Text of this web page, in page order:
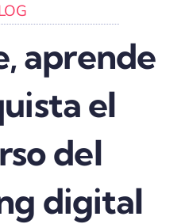
aprende
el
del
digital